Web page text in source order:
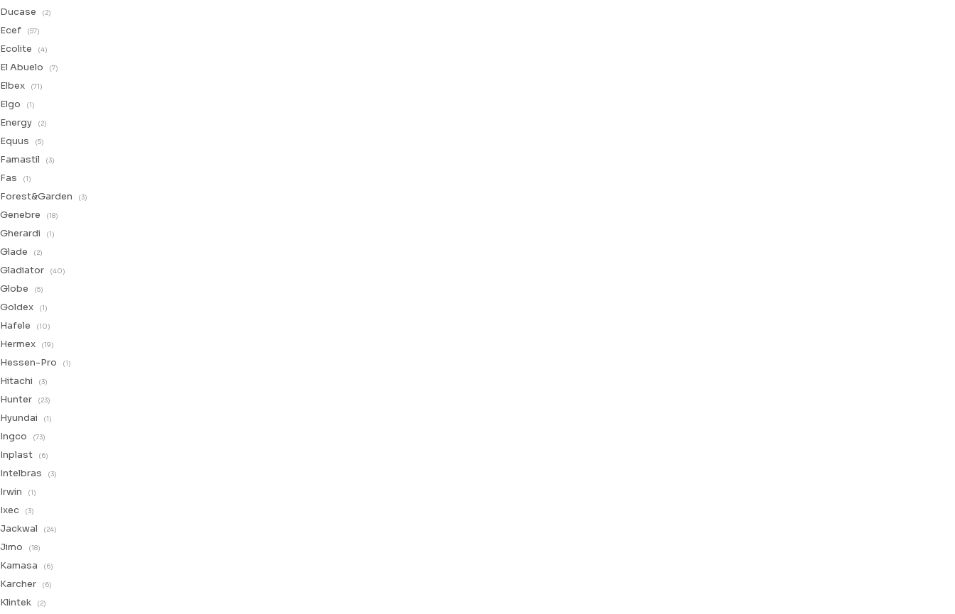
Ducase (2)
Ecef (57)
Ecolite (4)
El Abuelo (7)
Elbex (71)
Elgo (1)
Energy (2)
Equus (5)
Famastil (3)
Fas (1)
Forest&Garden (3)
Genebre (18)
Gherardi (1)
Glade (2)
Gladiator (40)
Globe (5)
Goldex (1)
Hafele (10)
Hermex (19)
Hessen-Pro (1)
Hitachi (3)
Hunter (23)
Hyundai (1)
Ingco (73)
Inplast (6)
Intelbras (3)
Irwin (1)
Ixec (3)
Jackwal (24)
Jimo (18)
Kamasa (6)
Karcher (6)
Klintek (2)